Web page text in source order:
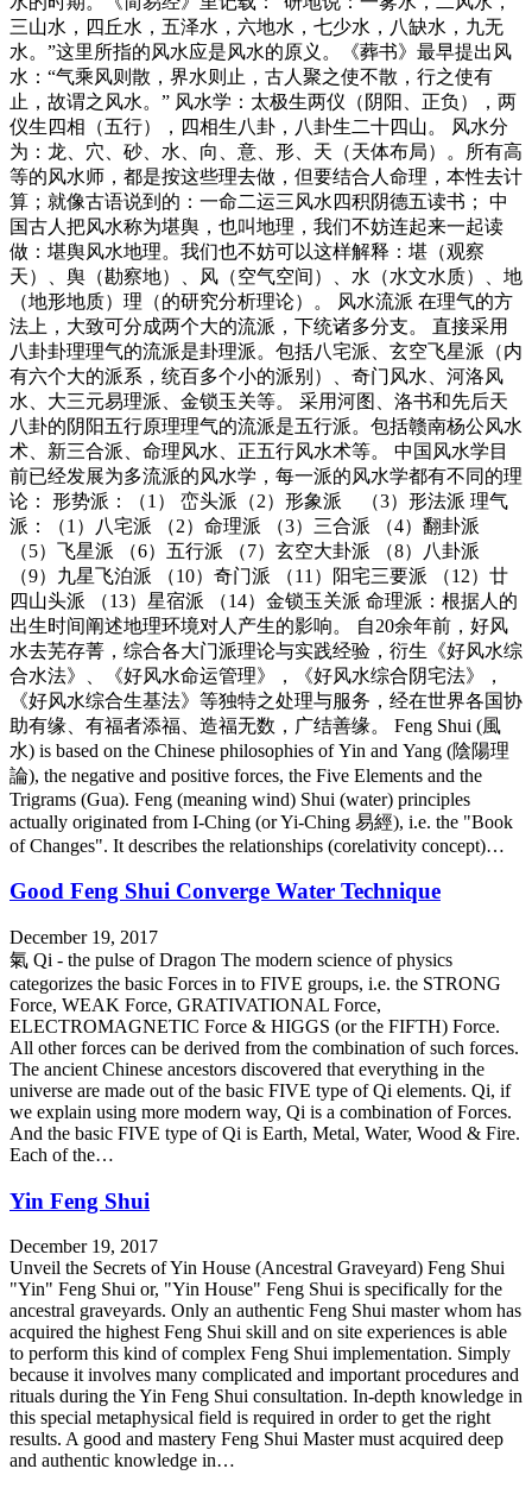
三山水，四丘水，五泽水，六地水，七少水，八缺水，九无
水。”这里所指的风水应是风水的原义。《葬书》最早提出风
水：“气乘风则散，界水则止，古人聚之使不散，行之使有
止，故谓之风水。” 风水学：太极生两仪（阴阳、正负），两
仪生四相（五行），四相生八卦，八卦生二十四山。 风水分
为：龙、穴、砂、水、向、意、形、天（天体布局）。所有高
等的风水师，都是按这些理去做，但要结合人命理，本性去计
算；就像古语说到的：一命二运三风水四积阴德五读书； 中
国古人把风水称为堪舆，也叫地理，我们不妨连起来一起读
做：堪舆风水地理。我们也不妨可以这样解释：堪（观察
天）、舆（勘察地）、风（空气空间）、水（水文水质）、地
（地形地质）理（的研究分析理论）。 风水流派 在理气的方
法上，大致可分成两个大的流派，下统诸多分支。 直接采用
八卦卦理理气的流派是卦理派。包括八宅派、玄空飞星派（内
有六个大的派系，统百多个小的派别）、奇门风水、河洛风
水、大三元易理派、金锁玉关等。 采用河图、洛书和先后天
八卦的阴阳五行原理理气的流派是五行派。包括赣南杨公风水
术、新三合派、命理风水、正五行风水术等。 中国风水学目
前已经发展为多流派的风水学，每一派的风水学都有不同的理
论： 形势派：（1） 峦头派（2）形象派 （3）形法派 理气
派：（1）八宅派 （2）命理派 （3）三合派 （4）翻卦派
（5）飞星派 （6）五行派 （7）玄空大卦派 （8）八卦派
（9）九星飞泊派 （10）奇门派 （11）阳宅三要派 （12）廿
四山头派 （13）星宿派 （14）金锁玉关派 命理派：根据人的
出生时间阐述地理环境对人产生的影响。 自20余年前，好风
水去芜存菁，综合各大门派理论与实践经验，衍生《好风水综
合水法》、《好风水命运管理》，《好风水综合阴宅法》，
《好风水综合生基法》等独特之处理与服务，经在世界各国协
助有缘、有福者添福、造福无数，广结善缘。 Feng Shui (風
水) is based on the Chinese philosophies of Yin and Yang (陰陽理
論), the negative and positive forces, the Five Elements and the
Trigrams (Gua). Feng (meaning wind) Shui (water) principles
actually originated from I-Ching (or Yi-Ching 易經), i.e. the "Book
of Changes". It describes the relationships (corelativity concept)…
Good Feng Shui Converge Water Technique
December 19, 2017
氣 Qi - the pulse of Dragon The modern science of physics
categorizes the basic Forces in to FIVE groups, i.e. the STRONG
Force, WEAK Force, GRATIVATIONAL Force,
ELECTROMAGNETIC Force & HIGGS (or the FIFTH) Force.
All other forces can be derived from the combination of such forces.
The ancient Chinese ancestors discovered that everything in the
universe are made out of the basic FIVE type of Qi elements. Qi, if
we explain using more modern way, Qi is a combination of Forces.
And the basic FIVE type of Qi is Earth, Metal, Water, Wood & Fire.
Each of the…
Yin Feng Shui
December 19, 2017
Unveil the Secrets of Yin House (Ancestral Graveyard) Feng Shui
"Yin" Feng Shui or, "Yin House" Feng Shui is specifically for the
ancestral graveyards. Only an authentic Feng Shui master whom has
acquired the highest Feng Shui skill and on site experiences is able
to perform this kind of complex Feng Shui implementation. Simply
because it involves many complicated and important procedures and
rituals during the Yin Feng Shui consultation. In-depth knowledge in
this special metaphysical field is required in order to get the right
results. A good and mastery Feng Shui Master must acquired deep
and authentic knowledge in…